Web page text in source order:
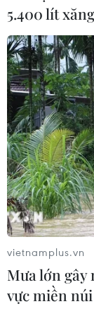
CƠ QUAN CHỦ QUẢN:
Tổng Biên tập:
Phó Tổng Biên
THỦY
Sở hữu trí tuệ
RSS
Ngôn ngữ
Dịch vụ tin
Liên hệ
Giấy phép số:
5.400 lít
vietnamplus.vn
Mưa lớn gây
vực miền